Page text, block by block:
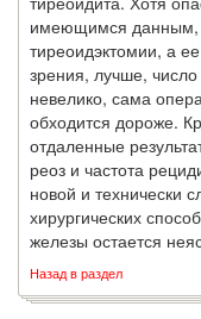
имеющимся данным,
тиреоидэктомии, а
зрения, лучше,
невелико, сама
обходится дороже.
отдаленные
реоз и частота
новой и технически
хирургических
же­лезы остается
Назад в раздел